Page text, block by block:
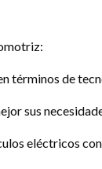
términos de
sus
eléctricos